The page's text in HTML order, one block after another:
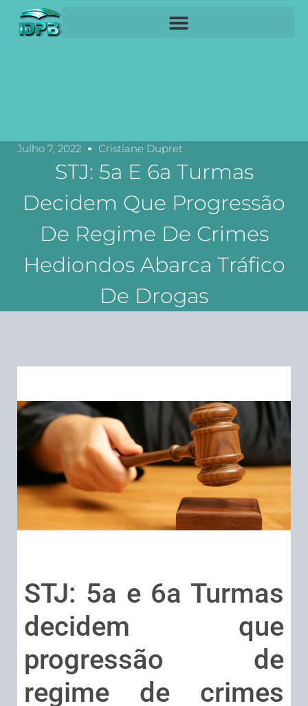
Julho 7, 2022 Cristiane Dupret
STJ: 5a E 6a Turmas
Decidem Que Progressão
De Regime De Crimes
Hediondos Abarca Tráfico
De Drogas
STJ: 5a e 6a Turmas
decidem que
progressão de
regime de crimes